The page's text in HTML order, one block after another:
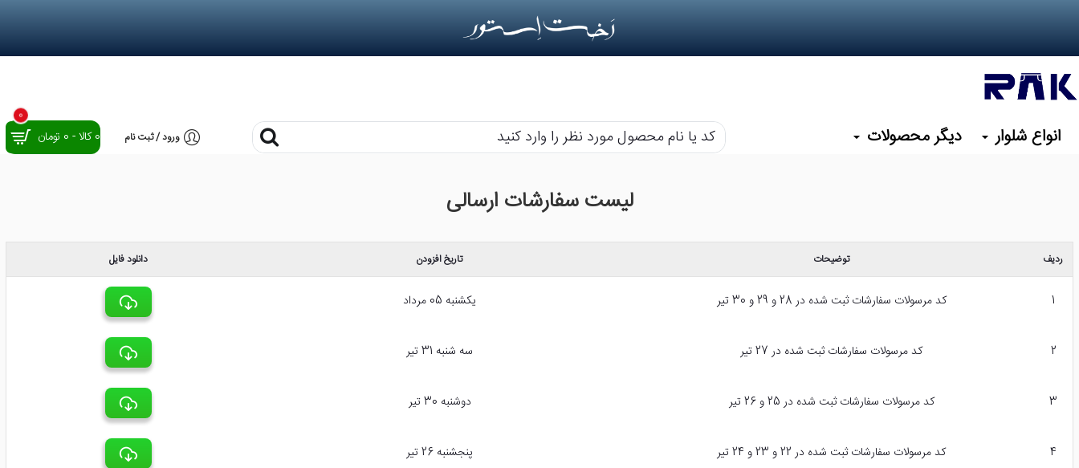
انواع شلوار دیگر محصولات
کد
را
کنید
ورود / ثبت نام 0 کالا - 0 تومان
0
لیست سفارشات ارسالی
ردیف توضیحات تاریخ افزودن دانلود فایل
1 کد مرسولات سفارشات ثبت شده در 28 و 29 و 30 تیر یکشنبه 05 مرداد
2 کد مرسولات سفارشات ثبت شده در 27 تیر سه شنبه 31 تیر
3 کد مرسولات سفارشات ثبت شده در 25 و 26 تیر دوشنبه 30 تیر
4 کد مرسولات سفارشات ثبت شده در 22 و 23 و 24 تیر پنجشنبه 26 تیر